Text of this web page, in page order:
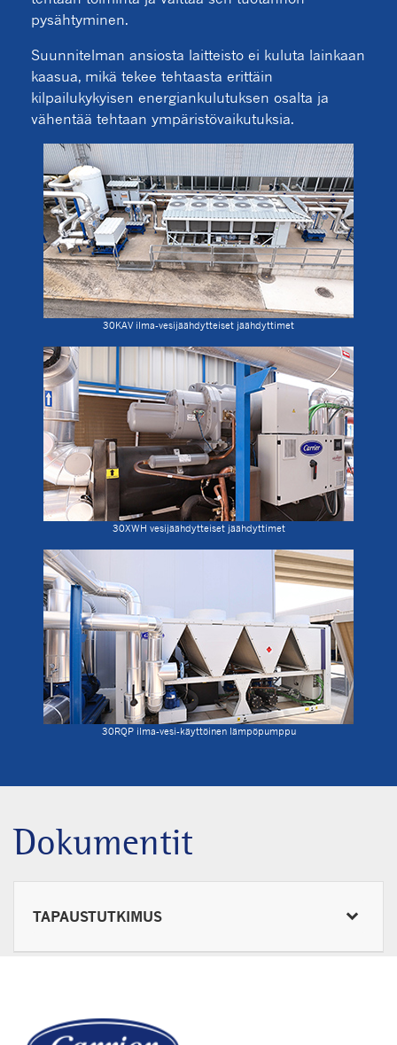
pysähtyminen.
Suunnitelman ansiosta laitteisto ei kuluta lainkaan
kaasua, mikä tekee tehtaasta erittäin
kilpailukykyisen energiankulutuksen osalta ja
vähentää tehtaan ympäristövaikutuksia.
30KAV ilma-vesijäähdytteiset jäähdyttimet
30XWH vesijäähdytteiset jäähdyttimet
30RQP ilma-vesi-käyttöinen lämpöpumppu
Dokumentit
TAPAUSTUTKIMUS